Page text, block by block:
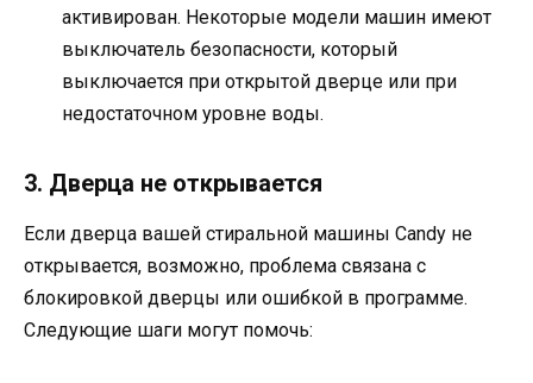
активирован. Некоторые модели машин имеют
выключатель безопасности, который
выключается при открытой дверце или при
недостаточном уровне воды.
3. Дверца не открывается
Если дверца вашей стиральной машины Candy не
открывается, возможно, проблема связана с
блокировкой дверцы или ошибкой в программе.
Следующие шаги могут помочь: